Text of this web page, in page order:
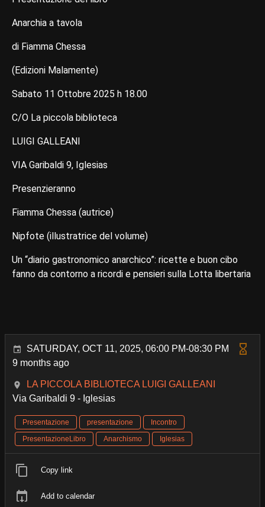
Anarchia a tavola
di Fiamma Chessa
(Edizioni Malamente)
Sabato 11 Ottobre 2025 h 18.00
C/O La piccola biblioteca
LUIGI GALLEANI
VIA Garibaldi 9, Iglesias
Presenzieranno
Fiamma Chessa (autrice)
Nipfote (illustratrice del volume)
Un “diario gastronomico anarchico”: ricette e buon cibo
fanno da contorno a ricordi e pensieri sulla Lotta libertaria
SATURDAY, OCT 11, 2025, 06:00 PM-08:30 PM
9 months ago
LA PICCOLA BIBLIOTECA LUIGI GALLEANI
Via Garibaldi 9 - Iglesias
Presentazione presentazione
Incontro
PresentazioneLibro
Anarchismo Iglesias
Copy link
Add to calendar